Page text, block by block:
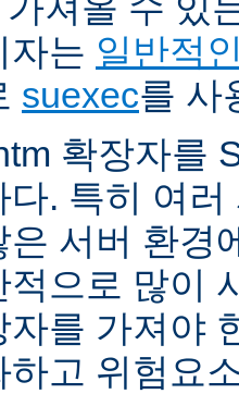
자는 일반적
suexec를 사
확장자를
다. 특히 여
은 서버 환경
적으로 많이
자를 가져야
하고 위험요